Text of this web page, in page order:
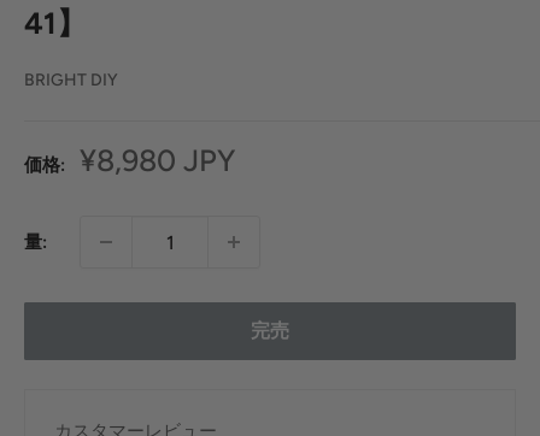
41】
BRIGHT DIY
価格:
セ
価
¥8,980 JPY
量:
完売
カスタマーレビュー